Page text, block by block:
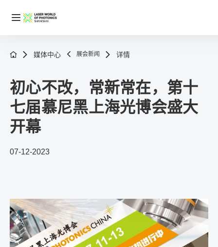
媒体中心 展会新闻 详情
初心不改，常新常在，第十
七届慕尼黑上海光博会盛大
开幕
07-12-2023